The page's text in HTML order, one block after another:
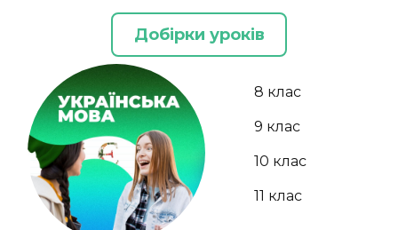
Добірки уроків
8 клас
9 клас
10 клас
11 клас